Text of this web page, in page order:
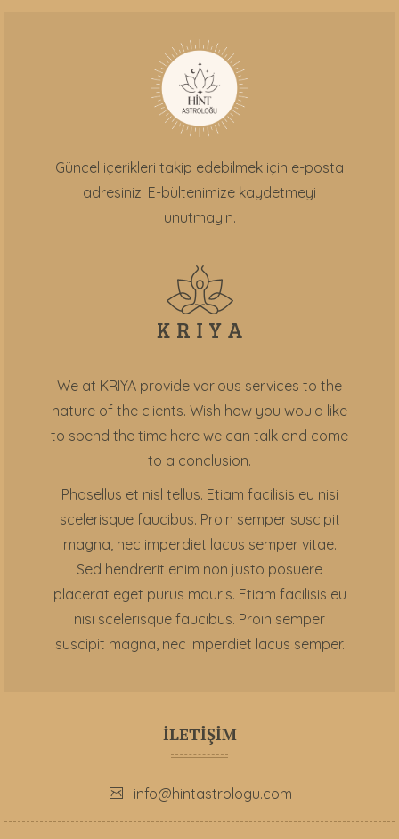
Güncel içerikleri takip edebilmek için e-posta
adresinizi E-bültenimize kaydetmeyi
unutmayın.
We at KRIYA provide various services to the
nature of the clients. Wish how you would like
to spend the time here we can talk and come
to a conclusion.
Phasellus et nisl tellus. Etiam facilisis eu nisi
scelerisque faucibus. Proin semper suscipit
magna, nec imperdiet lacus semper vitae.
Sed hendrerit enim non justo posuere
placerat eget purus mauris. Etiam facilisis eu
nisi scelerisque faucibus. Proin semper
suscipit magna, nec imperdiet lacus semper.
İLETİŞİM
info@hintastrologu.com